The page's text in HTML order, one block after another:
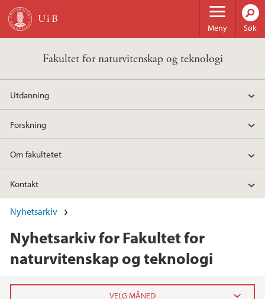
Hopp til hovedinnhold
Meny Søk
Fakultet for naturvitenskap og teknologi
Utdanning
Forskning
Om fakultetet
Kontakt
Nyhetsarkiv
Nyhetsarkiv for Fakultet for
naturvitenskap og teknologi